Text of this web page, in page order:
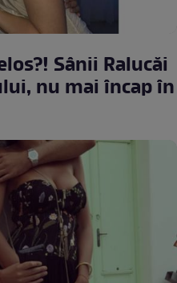
Sânii Ralucăi
nu mai încap în